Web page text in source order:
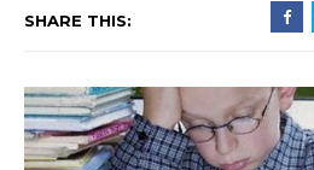
SHARE THIS: